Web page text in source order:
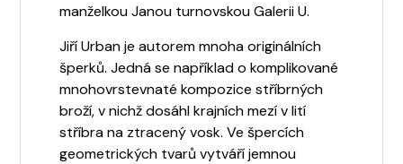
manželkou Janou turnovskou Galerii U.
Jiří Urban je autorem mnoha originálních
šperků. Jedná se například o komplikované
mnohovrstevnaté kompozice stříbrných
broží, v nichž dosáhl krajních mezí v lití
stříbra na ztracený vosk. Ve špercích
geometrických tvarů vytváří jemnou